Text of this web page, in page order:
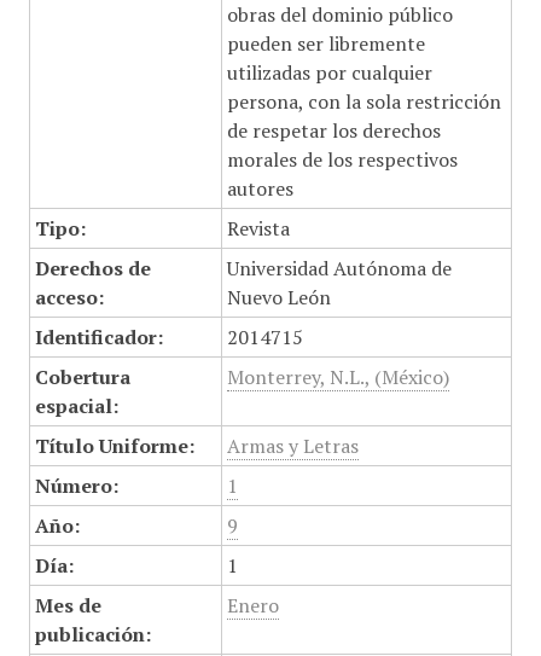
obras del dominio público
pueden ser libremente
utilizadas por cualquier
persona, con la sola restricción
de respetar los derechos
morales de los respectivos
autores
Tipo:
Revista
Derechos de
acceso:
Universidad Autónoma de
Nuevo León
Identificador:
2014715
Cobertura
espacial:
Monterrey, N.L., (México)
Título Uniforme:
Armas y Letras
Número:
1
Año:
9
Día:
1
Mes de
publicación:
Enero